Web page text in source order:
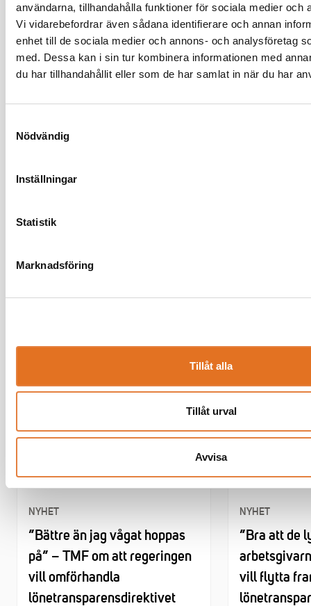
användarna, tillhandahålla funktioner för sociala medier och
Vi vidarebefordrar även sådana identifierare och annan
enhet till de sociala medier och annons- och analysföretag
med. Dessa kan i sin tur kombinera informationen med
du har tillhandahållit eller som de har samlat in när du har
Nödvändig
Inställningar
Statistik
Marknadsföring
Tillåt alla
Tillåt urval
Avvisa
Relaterade nyheter
NYHET
”Bättre än jag vågat hoppas
på” – TMF om att regeringen
vill omförhandla
lönetransparensdirektivet
NYHET
”Bra att de
vill flytta